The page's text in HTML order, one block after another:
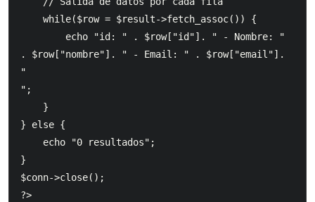
. $row["nombre"]. " - Email: " . $row["email"].
"
";
} else {
}
$conn->close();
?>